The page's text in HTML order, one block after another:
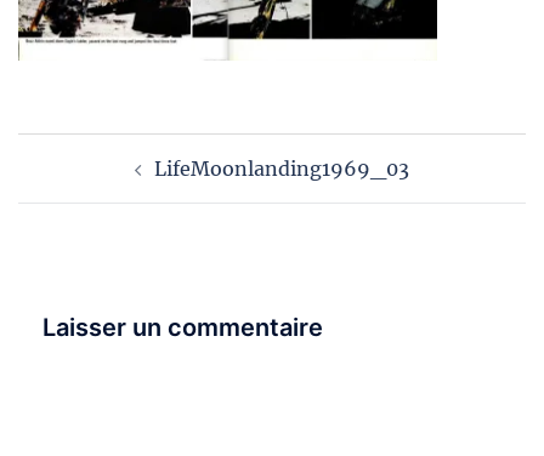
LifeMoonlanding1969_03
Laisser un commentaire